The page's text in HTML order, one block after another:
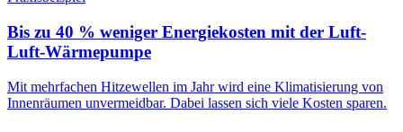
Bis zu 40 % weniger Energiekosten mit der Luft-
Luft-Wärmepumpe
Mit mehrfachen Hitzewellen im Jahr wird eine Klimatisierung von
Innenräumen unvermeidbar. Dabei lassen sich viele Kosten sparen.